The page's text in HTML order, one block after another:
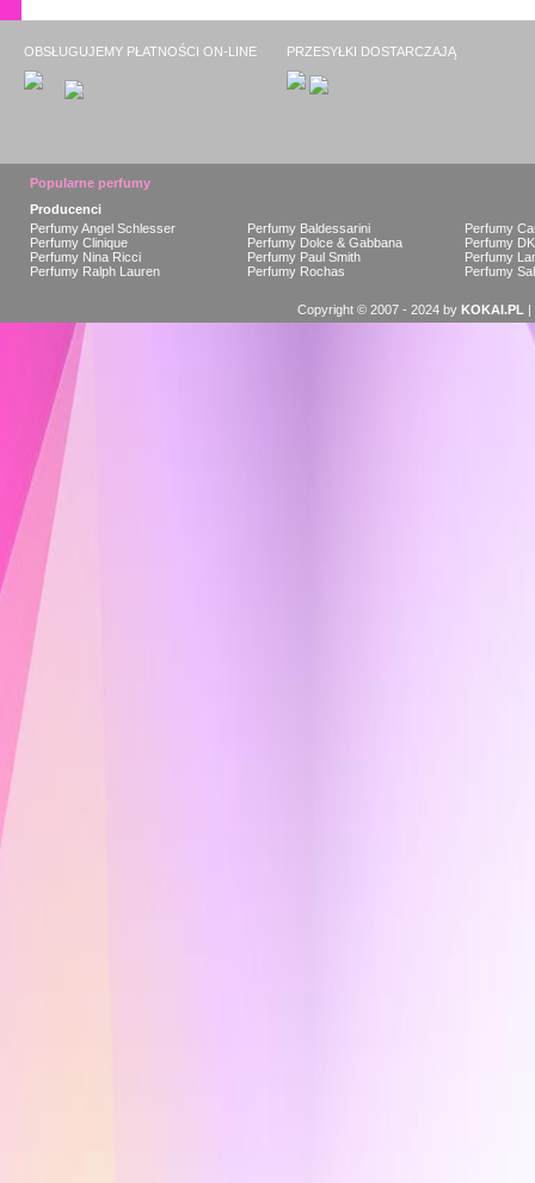
OBSŁUGUJEMY PŁATNOŚCI ON-LINE PRZESYŁKI DOSTARCZAJĄ
Popularne perfumy
Producenci
Perfumy Angel Schlesser
Perfumy Baldessarini
Perfumy
Perfumy Clinique
Perfumy Dolce & Gabbana
Perfumy
Perfumy Nina Ricci
Perfumy Paul Smith
Perfumy
Perfumy Ralph Lauren
Perfumy Rochas Perfumy
Copyright © 2007 - 2024 by KOKAI.PL |